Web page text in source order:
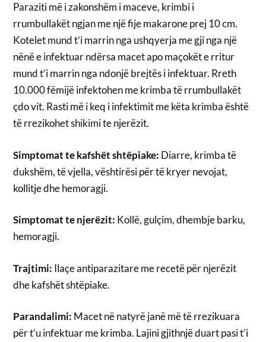
Paraziti më i zakonshëm i maceve, krimbi i
rrumbullakët ngjan me një fije makarone prej 10 cm.
Kotelet mund t’i marrin nga ushqyerja me gji nga një
nënë e infektuar ndërsa macet apo maçokët e rritur
mund t’i marrin nga ndonjë brejtës i infektuar. Rreth
10.000 fëmijë infektohen me krimba të rrumbullakët
çdo vit. Rasti më i keq i infektimit me këta krimba është
të rrezikohet shikimi te njerëzit.
Simptomat te kafshët shtëpiake: Diarre, krimba të
dukshëm, të vjella, vështirësi për të kryer nevojat,
kollitje dhe hemoragji.
Simptomat te njerëzit: Kollë, gulçim, dhembje barku,
hemoragji.
Trajtimi: Ilaçe antiparazitare me recetë për njerëzit
dhe kafshët shtëpiake.
Parandalimi: Macet në natyrë janë më të rrezikuara
për t’u infektuar me krimba. Lajini gjithnjë duart pasi t’i